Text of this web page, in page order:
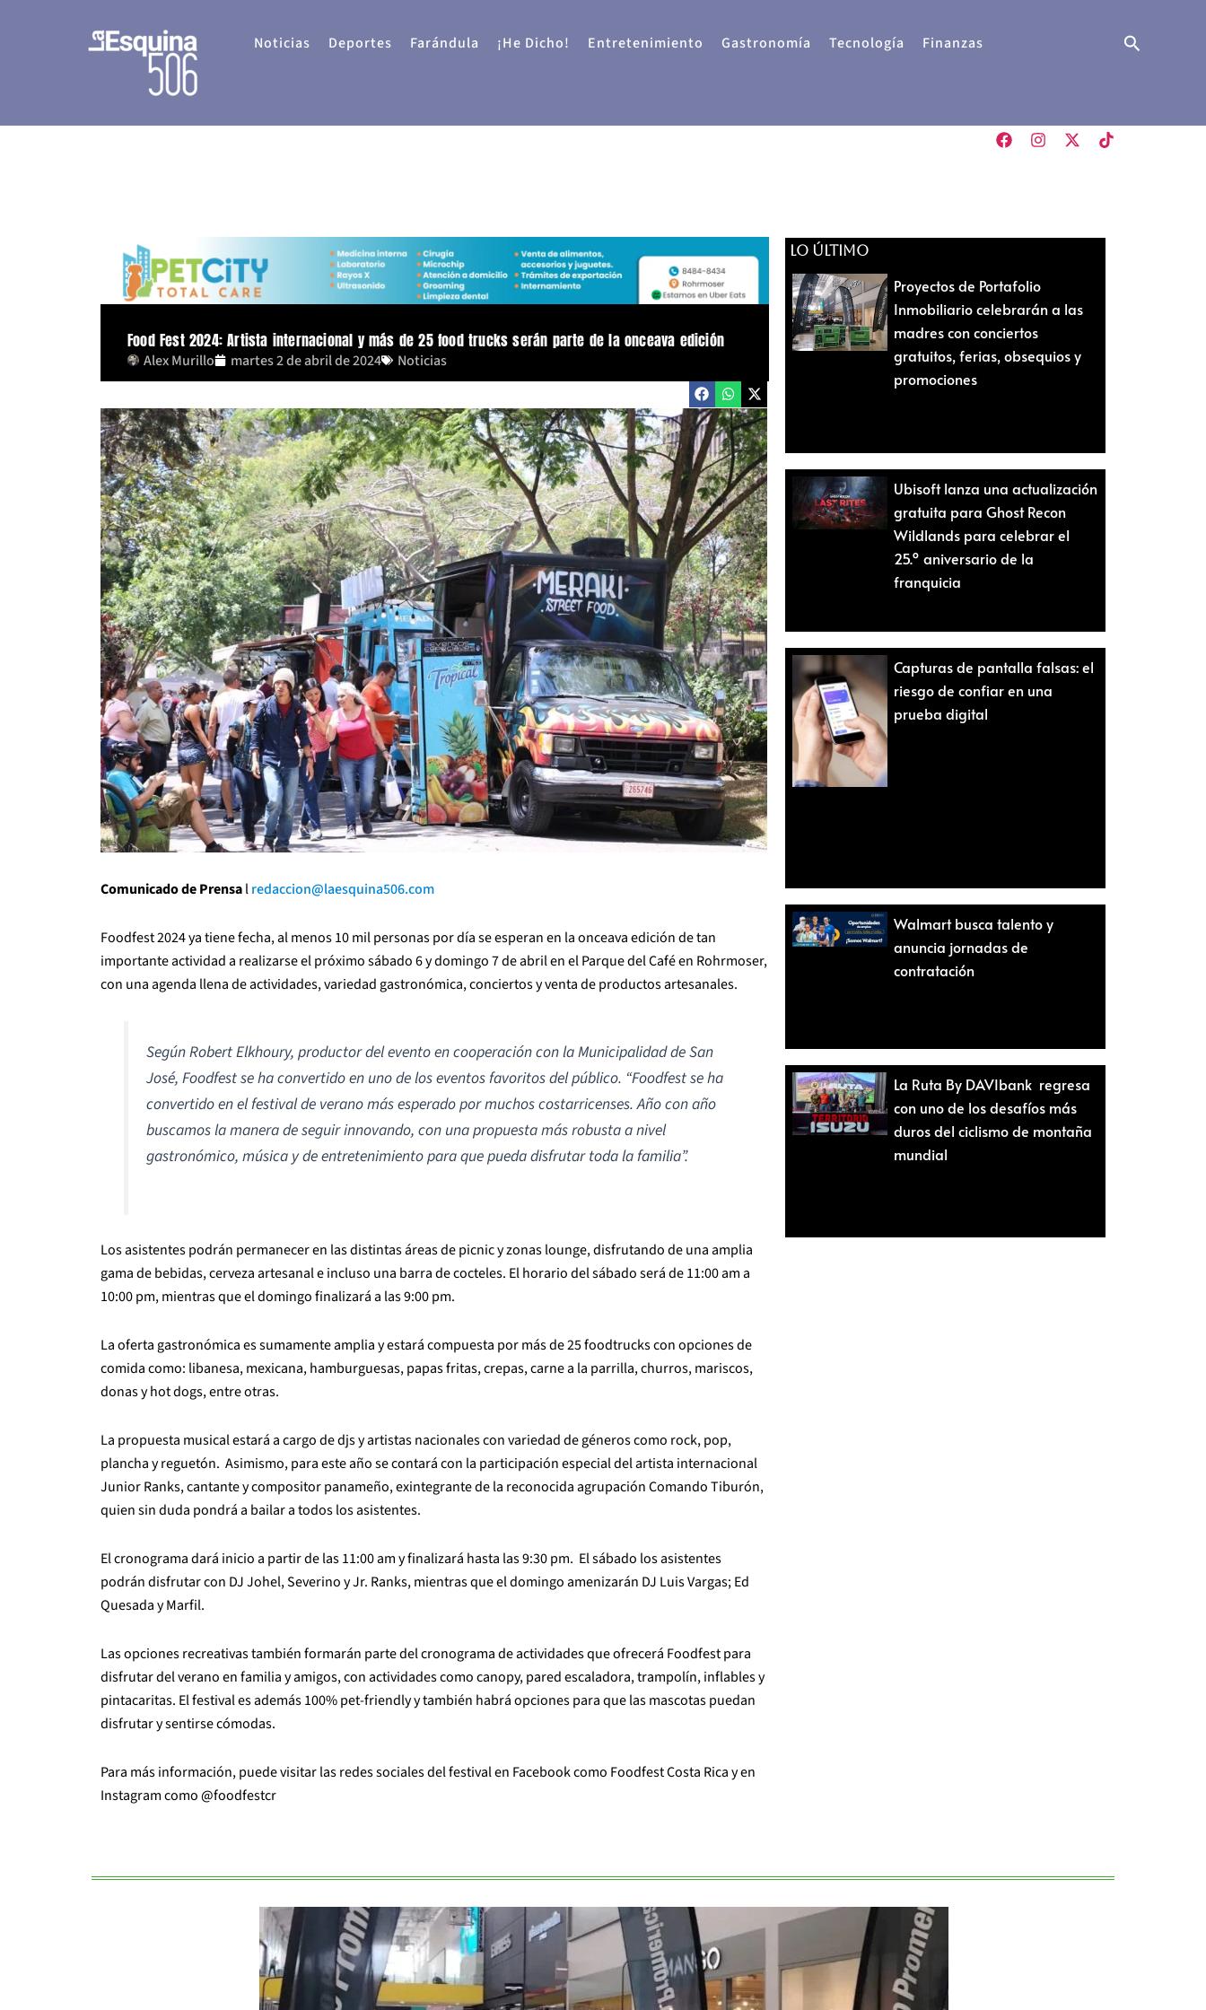
Noticias Deportes Farándula ¡He Dicho! Entretenimiento Gastronomía Tecnología Finanzas Buscar
Food Fest 2024: Artista internacional y más de 25 food trucks serán parte de la onceava edición
Alex Murillo martes 2 de abril de 2024 Noticias
Comunicado de Prensalredaccion@laesquina506.com
Foodfest 2024 ya tiene fecha, al menos 10 mil personas por día se esperan en la onceava edición de tan
importante actividad a realizarse el próximo sábado 6 y domingo 7 de abril en el Parque del Café en Rohrmoser,
con una agenda llena de actividades, variedad gastronómica, conciertos y venta de productos artesanales.
Según Robert Elkhoury, productor del evento en cooperación con la Municipalidad de San
José, Foodfest se ha convertido en uno de los eventos favoritos del público. “Foodfest se ha
convertido en el festival de verano más esperado por muchos costarricenses. Año con año
buscamos la manera de seguir innovando, con una propuesta más robusta a nivel
gastronómico, música y de entretenimiento para que pueda disfrutar toda la familia”.
Los asistentes podrán permanecer en las distintas áreas de picnic y zonas lounge, disfrutando de una amplia
gama de bebidas, cerveza artesanal e incluso una barra de cocteles. El horario del sábado será de 11:00 am a
10:00 pm, mientras que el domingo finalizará a las 9:00 pm.
La oferta gastronómica es sumamente amplia y estará compuesta por más de 25 foodtrucks con opciones de
comida como: libanesa, mexicana, hamburguesas, papas fritas, crepas, carne a la parrilla, churros, mariscos,
donas y hot dogs, entre otras.
La propuesta musical estará a cargo de djs y artistas nacionales con variedad de géneros como rock, pop,
plancha y reguetón. Asimismo, para este año se contará con la participación especial del artista internacional
Junior Ranks, cantante y compositor panameño, exintegrante de la reconocida agrupación Comando Tiburón,
quien sin duda pondrá a bailar a todos los asistentes.
El cronograma dará inicio a partir de las 11:00 am y finalizará hasta las 9:30 pm. El sábado los asistentes
podrán disfrutar con DJ Johel, Severino y Jr. Ranks, mientras que el domingo amenizarán DJ Luis Vargas; Ed
Quesada y Marfil.
Las opciones recreativas también formarán parte del cronograma de actividades que ofrecerá Foodfest para
disfrutar del verano en familia y amigos, con actividades como canopy, pared escaladora, trampolín, inflables y
pintacaritas. El festival es además 100% pet-friendly y también habrá opciones para que las mascotas puedan
disfrutar y sentirse cómodas.
Para más información, puede visitar las redes sociales del festival en Facebook como Foodfest Costa Rica y en
Instagram como @foodfestcr
LO ÚLTIMO
Proyectos de Portafolio
Inmobiliario celebrarán a las
madres con conciertos
gratuitos, ferias, obsequios y
promociones
Ubisoft lanza una actualización
gratuita para Ghost Recon
Wildlands para celebrar el
25.º aniversario de la
franquicia
Capturas de pantalla falsas: el
riesgo de confiar en una
prueba digital
Walmart busca talento y
anuncia jornadas de
contratación
La Ruta By DAVIbank regresa
con uno de los desafíos más
duros del ciclismo de montaña
mundial